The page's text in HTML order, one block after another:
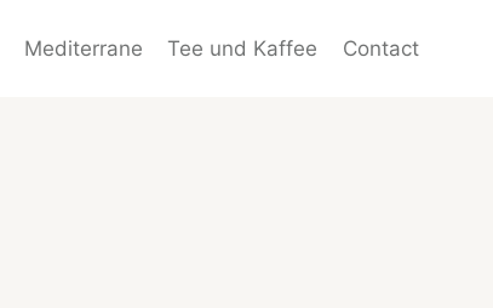
Mediterrane Tee und Kaffee Contact